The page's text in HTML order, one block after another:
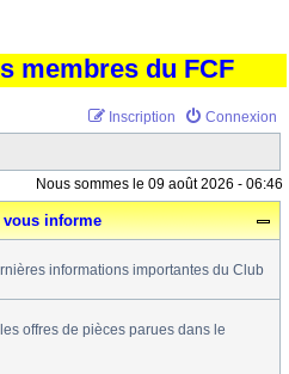
membres du FCF
Connexion
Inscription
Nous sommes le 09 août 2026 - 06:46
vous informe
informations importantes du Club
offres de pièces parues dans le